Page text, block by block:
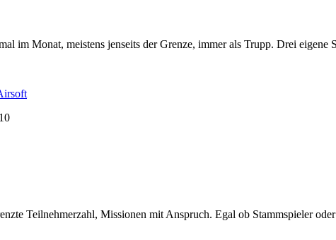
im Monat, meistens jenseits der Grenze, immer als Trupp. Drei eigene
Teilnehmerzahl, Missionen mit Anspruch. Egal ob Stammspieler